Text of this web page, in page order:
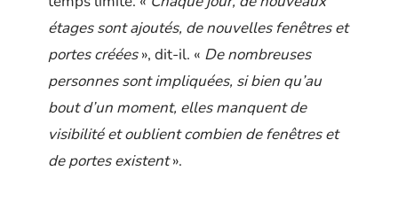
étages sont ajoutés, de nouvelles fenêtres et
portes créées», dit-il. « De nombreuses
personnes sont impliquées, si bien qu’au
bout d’un moment, elles manquent de
visibilité et oublient combien de fenêtres et
de portes existent».